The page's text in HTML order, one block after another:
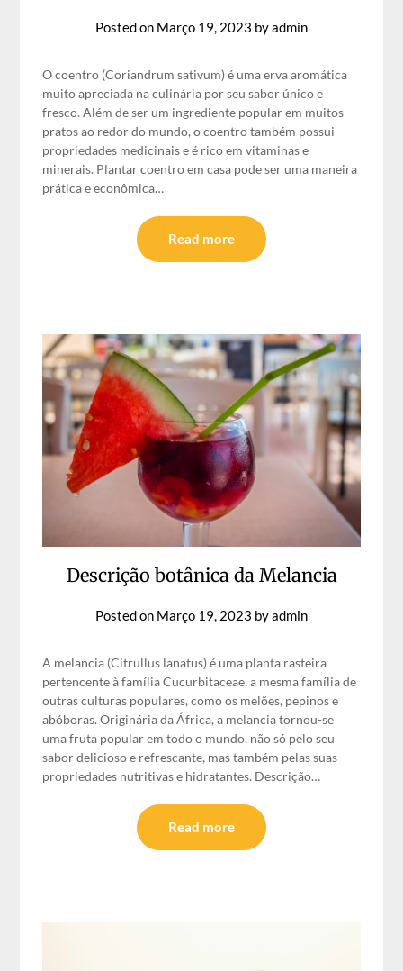
Posted on Março 19, 2023 byadmin
O coentro (Coriandrum sativum) é uma erva aromática
muito apreciada na culinária por seu sabor único e
fresco. Além de ser um ingrediente popular em muitos
pratos ao redor do mundo, o coentro também possui
propriedades medicinais e é rico em vitaminas e
minerais. Plantar coentro em casa pode ser uma maneira
prática e econômica…
Read more
Descrição botânica da Melancia
Posted on Março 19, 2023 byadmin
A melancia (Citrullus lanatus) é uma planta rasteira
pertencente à família Cucurbitaceae, a mesma família de
outras culturas populares, como os melões, pepinos e
abóboras. Originária da África, a melancia tornou-se
uma fruta popular em todo o mundo, não só pelo seu
sabor delicioso e refrescante, mas também pelas suas
propriedades nutritivas e hidratantes. Descrição…
Read more